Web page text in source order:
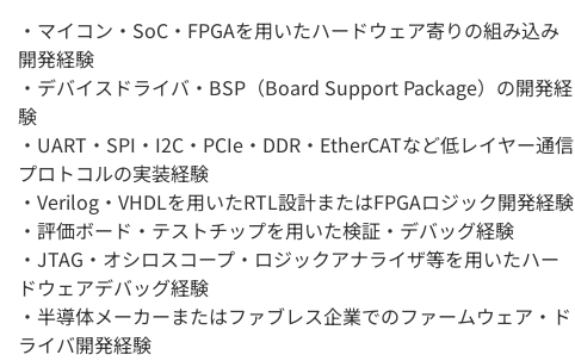
・マイコン・SoC・FPGAを用いたハードウェア寄りの組み込み
開発経験
・デバイスドライバ・BSP（Board Support Package）の開発経
験
・UART・SPI・I2C・PCIe・DDR・EtherCATなど低レイヤー通信
プロトコルの実装経験
・Verilog・VHDLを用いたRTL設計またはFPGAロジック開発経験
・評価ボード・テストチップを用いた検証・デバッグ経験
・JTAG・オシロスコープ・ロジックアナライザ等を用いたハー
ドウェアデバッグ経験
・半導体メーカーまたはファブレス企業でのファームウェア・ド
ライバ開発経験